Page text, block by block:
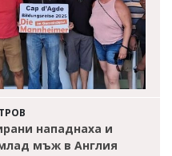
нападнаха и
мъж в Англия